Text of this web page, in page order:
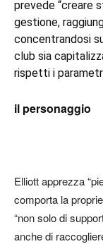
prevede “creare
gestione,
concentrandosi
club sia
rispetti i
il personaggio
Elliott apprezza
comporta la
“non solo di
anche di